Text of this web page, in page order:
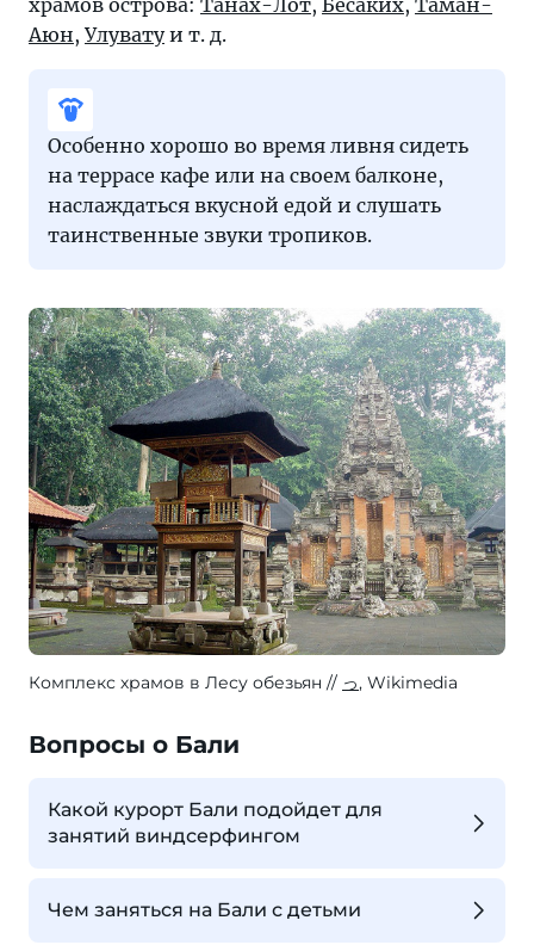
храмов острова: Танах-Лот, Бесаких, Таман-
Аюн, Улуватуи т. д.
Особенно хорошо во время ливня сидеть
на террасе кафе или на своем балконе,
наслаждаться вкусной едой и слушать
таинственные звуки тропиков.
Комплекс храмов в Лесу обезьян っ, Wikimedia
Вопросы о Бали
Какой курорт Бали подойдет для
занятий виндсерфингом
Чем заняться на Бали с детьми